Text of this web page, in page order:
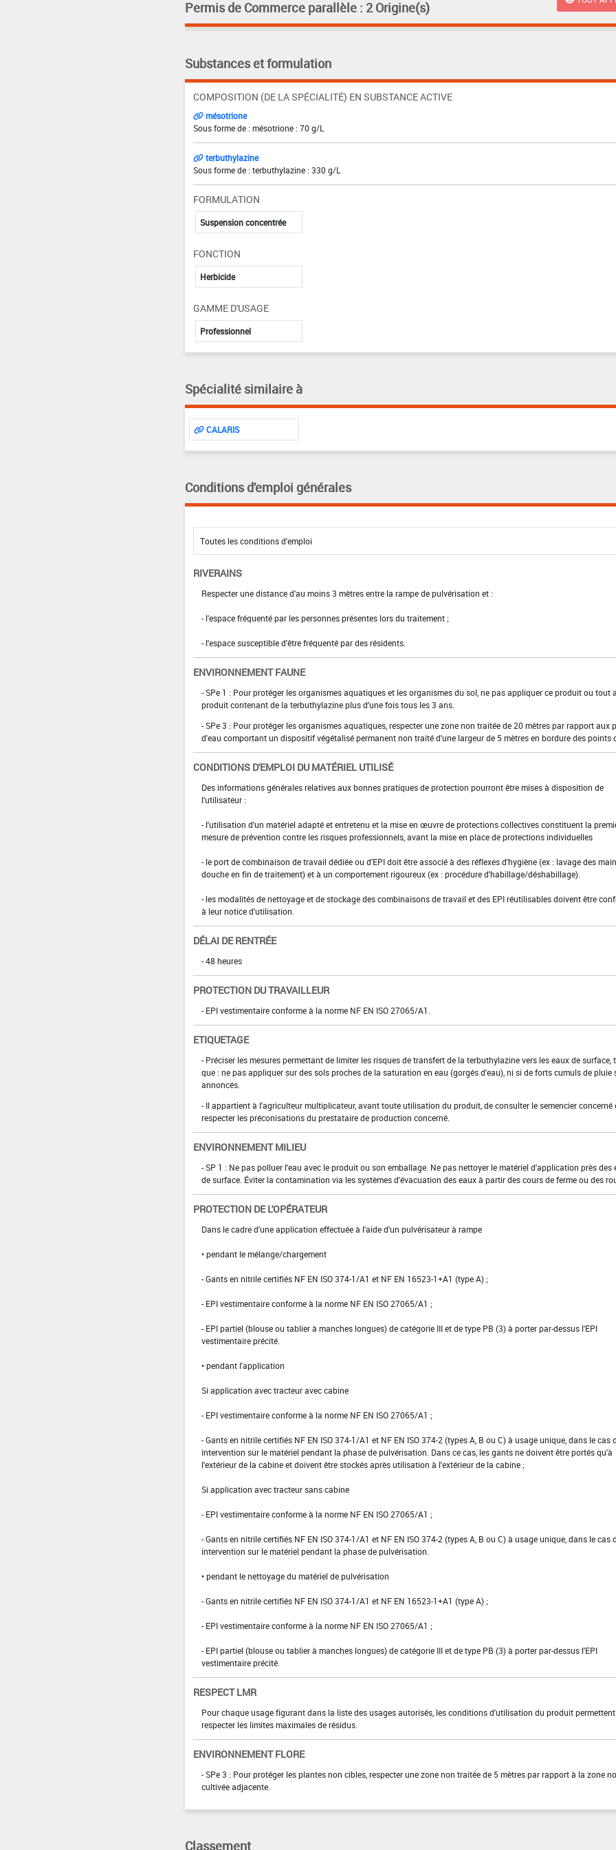
Permis de Commerce parallèle : 2 Origine(s)
Substances et formulation
COMPOSITION (DE LA SPÉCIALITÉ) EN SUBSTANCE ACTIVE
mésotrione
Sous forme de : mésotrione : 70 g/L
terbuthylazine
Sous forme de : terbuthylazine : 330 g/L
FORMULATION
Suspension concentrée
FONCTION
Herbicide
GAMME D'USAGE
Professionnel
Spécialité similaire à
CALARIS
Conditions d'emploi générales
RIVERAINS
Respecter une distance d'au moins 3 mètres entre la rampe de pulvérisation et :
- l'espace fréquenté par les personnes présentes lors du traitement ;
- l'espace susceptible d'être fréquenté par des résidents.
ENVIRONNEMENT FAUNE
- SPe 1 : Pour protéger les organismes aquatiques et les organismes du sol, ne pas appliquer ce produit ou tout
produit contenant de la terbuthylazine plus d'une fois tous les 3 ans.
- SPe 3 : Pour protéger les organismes aquatiques, respecter une zone non traitée de 20 mètres par rapport aux
d'eau comportant un dispositif végétalisé permanent non traité d'une largeur de 5 mètres en bordure des points
CONDITIONS D'EMPLOI DU MATÉRIEL UTILISÉ
Des informations générales relatives aux bonnes pratiques de protection pourront être mises à disposition de
l'utilisateur :
- l'utilisation d'un matériel adapté et entretenu et la mise en œuvre de protections collectives constituent la
mesure de prévention contre les risques professionnels, avant la mise en place de protections individuelles
- le port de combinaison de travail dédiée ou d'EPI doit être associé à des réflexes d'hygiène (ex : lavage des
douche en fin de traitement) et à un comportement rigoureux (ex : procédure d'habillage/déshabillage).
- les modalités de nettoyage et de stockage des combinaisons de travail et des EPI réutilisables doivent être
à leur notice d'utilisation.
DÉLAI DE RENTRÉE
- 48 heures
PROTECTION DU TRAVAILLEUR
- EPI vestimentaire conforme à la norme NF EN ISO 27065/A1.
ETIQUETAGE
- Préciser les mesures permettant de limiter les risques de transfert de la terbuthylazine vers les eaux de surface,
que : ne pas appliquer sur des sols proches de la saturation en eau (gorgés d'eau), ni si de forts cumuls de pluie
annoncés.
- Il appartient à l'agriculteur multiplicateur, avant toute utilisation du produit, de consulter le semencier concerné
respecter les préconisations du prestataire de production concerné.
ENVIRONNEMENT MILIEU
- SP 1 : Ne pas polluer l'eau avec le produit ou son emballage. Ne pas nettoyer le matériel d'application près des
de surface. Éviter la contamination via les systèmes d'évacuation des eaux à partir des cours de ferme ou des
PROTECTION DE L'OPÉRATEUR
Dans le cadre d'une application effectuée à l'aide d'un pulvérisateur à rampe
• pendant le mélange/chargement
- Gants en nitrile certifiés NF EN ISO 374-1/A1 et NF EN 16523-1+A1 (type A) ;
- EPI vestimentaire conforme à la norme NF EN ISO 27065/A1 ;
- EPI partiel (blouse ou tablier à manches longues) de catégorie III et de type PB (3) à porter par-dessus l'EPI
vestimentaire précité.
• pendant l'application
Si application avec tracteur avec cabine
- EPI vestimentaire conforme à la norme NF EN ISO 27065/A1 ;
- Gants en nitrile certifiés NF EN ISO 374-1/A1 et NF EN ISO 374-2 (types A, B ou C) à usage unique, dans le cas
intervention sur le matériel pendant la phase de pulvérisation. Dans ce cas, les gants ne doivent être portés qu'à
l'extérieur de la cabine et doivent être stockés après utilisation à l'extérieur de la cabine ;
Si application avec tracteur sans cabine
- EPI vestimentaire conforme à la norme NF EN ISO 27065/A1 ;
- Gants en nitrile certifiés NF EN ISO 374-1/A1 et NF EN ISO 374-2 (types A, B ou C) à usage unique, dans le cas
intervention sur le matériel pendant la phase de pulvérisation.
• pendant le nettoyage du matériel de pulvérisation
- Gants en nitrile certifiés NF EN ISO 374-1/A1 et NF EN 16523-1+A1 (type A) ;
- EPI vestimentaire conforme à la norme NF EN ISO 27065/A1 ;
- EPI partiel (blouse ou tablier à manches longues) de catégorie III et de type PB (3) à porter par-dessus l'EPI
vestimentaire précité.
RESPECT LMR
Pour chaque usage figurant dans la liste des usages autorisés, les conditions d'utilisation du produit
respecter les limites maximales de résidus.
ENVIRONNEMENT FLORE
- SPe 3 : Pour protéger les plantes non cibles, respecter une zone non traitée de 5 mètres par rapport à la zone
cultivée adjacente.
Classement